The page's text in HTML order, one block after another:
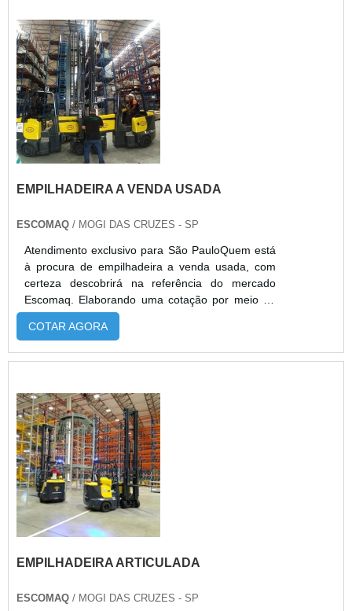
EMPILHADEIRA A VENDA USADA
ESCOMAQ / MOGI DAS CRUZES - SP
Atendimento exclusivo para São PauloQuem está
à procura de empilhadeira a venda usada, com
certeza descobrirá na referência do mercado
Escomaq. Elaborando uma cotação por meio da
própria empresa e encontrando a sofisticação,
qualidade e preço justo em um só lugar.MAIS
VENDA USADASe alguém procurar por
segura, descobre o site da Escomaq. Com grande
expressão de me...
COTAR AGORA
EMPILHADEIRA ARTICULADA
ESCOMAQ / MOGI DAS CRUZES - SP